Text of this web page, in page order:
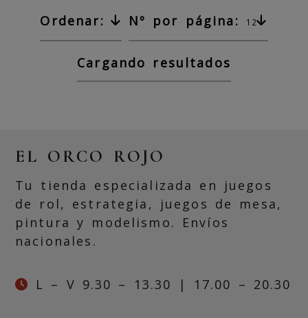
Ordenar: Nº por página: 12
Cargando resultados
EL ORCO ROJO
Tu tienda especializada en juegos
de rol, estrategia, juegos de mesa,
pintura y modelismo. Envíos
nacionales.
L – V 9.30 – 13.30 | 17.00 – 20.30